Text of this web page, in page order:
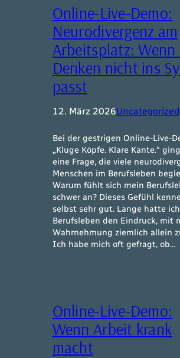
Online-Live-Demo:
Neurodivergenz am
Arbeitsplatz: Wenn
Denken nicht ins
passt
12. März 2026Uncategorized
Bei der gestrigen Online-Live-
„Kluge Köpfe. Klare Kante.“
eine Frage, die viele
Menschen im Berufsleben
Warum fühlt sich mein
schwer an? Dieses Gefühl
selbst sehr gut. Lange hatte
Berufsleben den Eindruck, mit
Wahrnehmung ziemlich allein
Ich habe mich oft gefragt, ob…
Online-Live-Demo:
Wenn Arbeit krank
macht